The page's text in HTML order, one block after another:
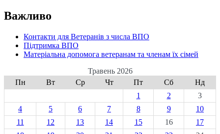
Важливо
Контакти для Ветеранів з числа ВПО
Підтримка ВПО
Матеріальна допомога ветеранам та членам їх сімей
Травень 2026
Пн
Вт Ср Чт Пт Сб
Нд
1
2
3
4
5 6 7 8 9
10
11
12 13 14 15 16
17